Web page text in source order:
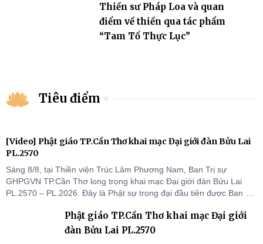
Thiền sư Pháp Loa và quan
điểm về thiền qua tác phẩm
“Tam Tổ Thực Lục”
Tiêu điểm
[Video] Phật giáo TP.Cần Thơ khai mạc Đại giới đàn Bửu Lai
PL.2570
Sáng 8/8, tại Thiền viện Trúc Lâm Phương Nam, Ban Trị sự
GHPGVN TP.Cần Thơ long trọng khai mạc Đại giới đàn Bửu Lai
PL.2570 – PL.2026. Đây là Phật sự trọng đại đầu tiên được Ban Trị
thứ I, thể hiện sự quan tâm đối với công tác truyền giới, đào tạo
Tăng tài và tiếp nối mạng mạch Tăng-g
Phật giáo TP.Cần Thơ khai mạc Đại giới
đàn Bửu Lai PL.2570